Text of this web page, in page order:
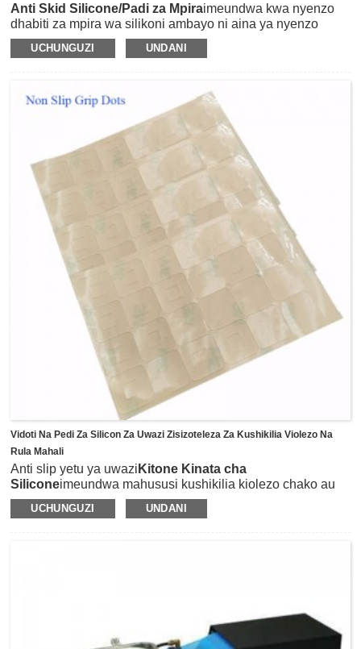
Anti Skid Silicone/Padi za Mpiraimeundwa kwa nyenzo
dhabiti za mpira wa silikoni ambayo ni aina ya nyenzo
zinazoweza kutumika nyingi zinazotoa sifa nyingi kama vile
kinga ya kuteleza, sugu ya kuvaa, isiyoweza kushtuka,
umbo la mraba, umbo la duara. au maumbo mengine
yoyote kulingana na matumizi tofauti.Inaweza kutumika
kama pedi ya kuzuia kuteleza kwenye fanicha, skrini ya
kuonyesha, kichapishi, kifaa cha nyumbani n.k, kuvilinda
dhidi ya kukwaruza na kuteleza.Kando na hayo, karatasi za
mpira wa silikoni au vibanzi vinaweza pia kutumika kama
kuondosha, kuweka mito na kazi ya kuzuia kuteleza katika
tasnia ya chuma na plastiki, tasnia ya mashine, tasnia ya
glasi, na rafu zingine za maonyesho.Rangi inaweza
kufanywa uwazi au rangi nyingine kama nyeupe, nyeusi,
bluu, nyekundu, kijani, machungwa, nk, kama maombi.
Unene unapatikana kutoka 0.2mm hadi 6mm kulingana na
maombi ya mteja.
UCHUNGUZI UNDANI
Vidoti Na Pedi Za Silicon Za Uwazi Zisizoteleza Za Kushikilia Violezo Na
Rula Mahali
Anti slip yetu ya uwazi Kitone Kinata cha
Siliconeimeundwa mahususi kushikilia kiolezo chako au
rula mahali pake ili kuzuia kuteleza unapotumia kikata cha
kuzunguka, kwa hivyo ukataji ni salama, sahihi zaidi na
nguo, karatasi na nyuso zingine.Ni rahisi sana kutumia,
kwa kutumia vitone kwenye sehemu ya nyuma ya rula au
UCHUNGUZI UNDANI